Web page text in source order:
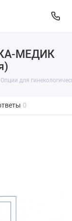
МЕДИК
Опции для
0